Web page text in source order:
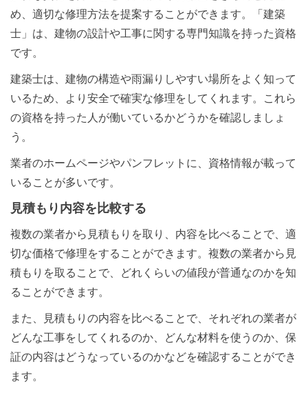
め、適切な修理方法を提案することができます。「建築
士」は、建物の設計や工事に関する専門知識を持った資格
です。
建築士は、建物の構造や雨漏りしやすい場所をよく知って
いるため、より安全で確実な修理をしてくれます。これら
の資格を持った人が働いているかどうかを確認しましょ
う。
業者のホームページやパンフレットに、資格情報が載って
いることが多いです。
見積もり内容を比較する
複数の業者から見積もりを取り、内容を比べることで、適
切な価格で修理をすることができます。複数の業者から見
積もりを取ることで、どれくらいの値段が普通なのかを知
ることができます。
また、見積もりの内容を比べることで、それぞれの業者が
どんな工事をしてくれるのか、どんな材料を使うのか、保
証の内容はどうなっているのかなどを確認することができ
ます。